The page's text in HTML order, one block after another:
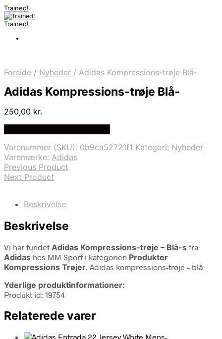
Trained!
Trained!
Forside / Nyheder / Adidas Kompressions-trøje Blå-
Adidas Kompressions-trøje Blå-
250,00 kr.
Varenummer (SKU): 0b9ca52721f1 Kategori: Nyheder
Varemærke: Adidas
Previous Product
Next Product
Beskrivelse
Beskrivelse
Vi har fundet Adidas Kompressions-trøje – Blå-s fra
Adidas hos MM Sport i kategorien Produkter
Kompressions Trøjer. Adidas kompressions-trøje – blå
Yderlige produktinformationer:
Produkt id: 19754
Relaterede varer